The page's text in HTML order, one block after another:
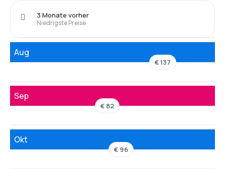
Niedrigste Preise
3 Monate vorher
Aug
€ 137
Sep
€ 82
Okt
€ 96